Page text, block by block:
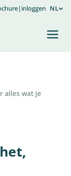
| inloggen NL
alles wat je